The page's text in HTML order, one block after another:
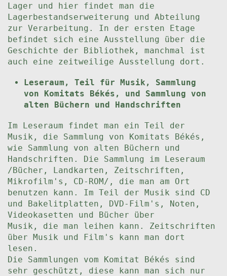
Lager und hier findet man die
Lagerbestandserweiterung und Abteilung
zur Verarbeitung. In der ersten Etage
befindet sich eine Ausstellung über die
Geschichte der Bibliothek, manchmal ist
auch eine zeitweilige Ausstellung dort.
Leseraum, Teil für Musik, Sammlung
von Komitats Békés, und Sammlung von
alten Büchern und Handschriften
Im Leseraum findet man ein Teil der
Musik, die Sammlung von Komitats Békés,
wie Sammlung von alten Büchern und
Handschriften. Die Sammlung im Leseraum
/Bücher, Landkarten, Zeitschriften,
Mikrofilm's, CD-ROM/, die man am Ort
benutzen kann. Im Teil der Musik sind CD
und Bakelitplatten, DVD-Film's, Noten,
Videokasetten und Bücher über
Musik, die man leihen kann. Zeitschriften
über Musik und Film's kann man dort
lesen.
Die Sammlungen vom Komitat Békés sind
sehr geschützt, diese kann man sich nur